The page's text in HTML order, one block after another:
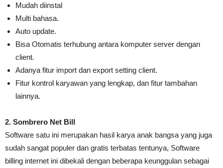
Mudah diinstal
Multi bahasa.
Auto update.
Bisa Otomatis terhubung antara komputer server dengan
client.
Adanya fitur import dan export setting client.
Fitur kontrol karyawan yang lengkap, dan fitur tambahan
lainnya.
2. Sombrero Net Bill
Software satu ini merupakan hasil karya anak bangsa yang juga
sudah sangat populer dan gratis terbatas tentunya, Software
billing internet ini dibekali dengan beberapa keunggulan sebagai